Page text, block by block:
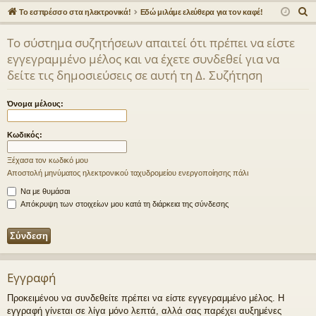
γο
ρε
ς
συ
έσ
εις
Συ
ζη
τή
σε
δε
ση
ρα
φ
Το εσπρέσσο στα ηλεκτρονικά! Εδώ μιλάμε ελεύθερα για τον καφέ!
ν
Το σύστημα συζητήσεων απαιτεί ότι πρέπει να είστε
εγγεγραμμένο μέλος και να έχετε συνδεθεί για να
δείτε τις δημοσιεύσεις σε αυτή τη Δ. Συζήτηση
Όνομα μέλους:
Κωδικός:
Ξέχασα τον κωδικό μου
Αποστολή μηνύματος ηλεκτρονικού ταχυδρομείου ενεργοποίησης πάλι
Να με θυμάσαι
Απόκρυψη των στοιχείων μου κατά τη διάρκεια της σύνδεσης
Εγγραφή
Προκειμένου να συνδεθείτε πρέπει να είστε εγγεγραμμένο μέλος. Η
εγγραφή γίνεται σε λίγα μόνο λεπτά, αλλά σας παρέχει αυξημένες